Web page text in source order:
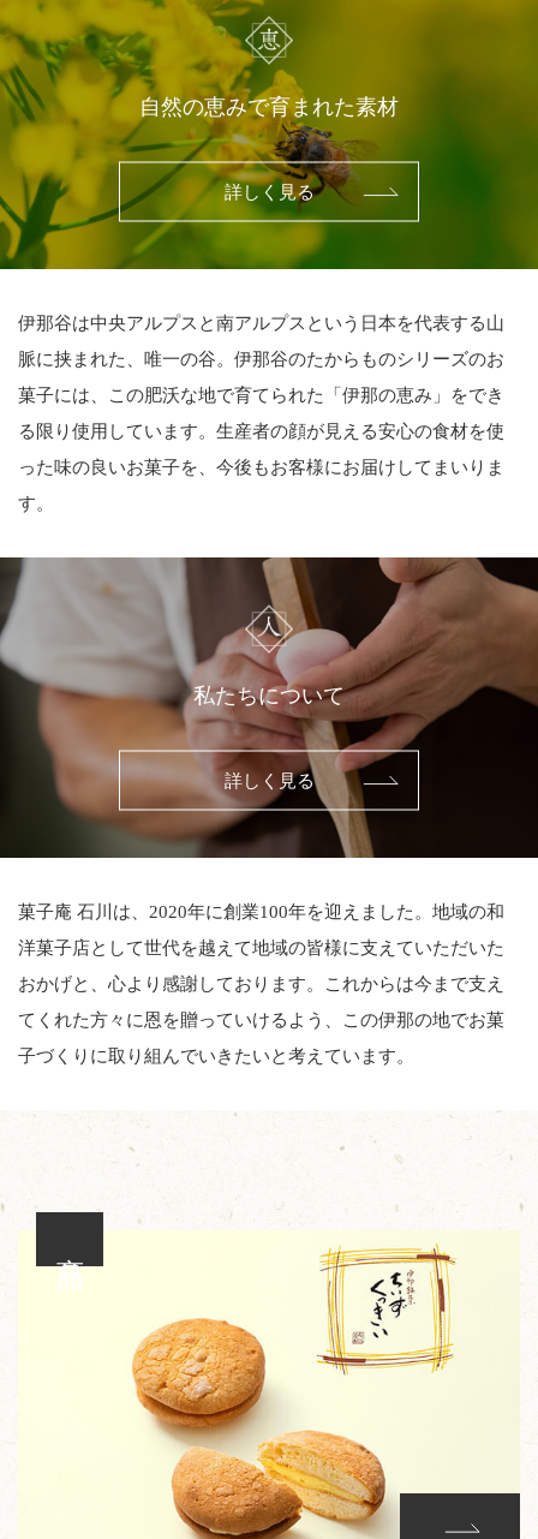
自然の恵みで育まれた素材
詳しく見る
伊那谷は中央アルプスと南アルプスという日本を代表する山
脈に挟まれた、唯一の谷。伊那谷のたからものシリーズのお
菓子には、この肥沃な地で育てられた「伊那の恵み」をでき
る限り使用しています。生産者の顔が見える安心の食材を使
った味の良いお菓子を、今後もお客様にお届けしてまいりま
す。
菓子庵 石川は、2020年に創業100年を迎えました。地域の和
洋菓子店として世代を越えて地域の皆様に支えていただいた
おかげと、心より感謝しております。これからは今まで支え
てくれた方々に恩を贈っていけるよう、この伊那の地でお菓
子づくりに取り組んでいきたいと考えています。
私たちについて
詳しく見る